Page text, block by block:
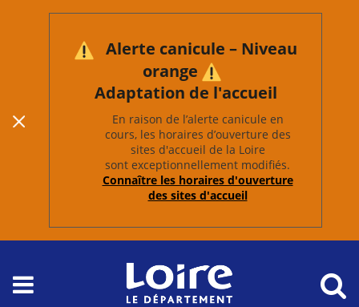
Alerte canicule – Niveau
orange
Adaptation de l'accueil
En raison de l’alerte canicule en
cours, les horaires d’ouverture des
sites d'accueil de la Loire
sont exceptionnellement modifiés.
Connaître les horaires d'ouverture
des sites d'accueil